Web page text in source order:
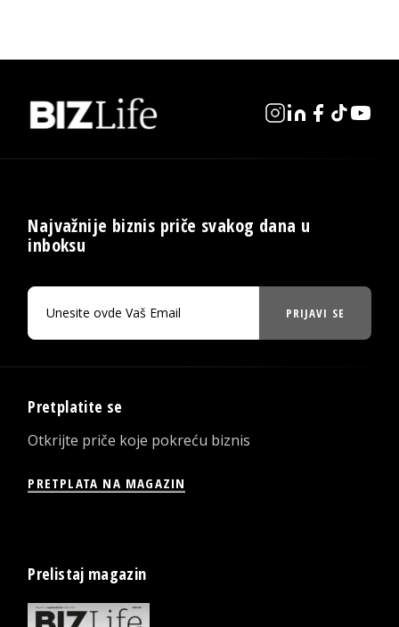
Najvažnije biznis priče svakog dana u
inboksu
PRIJAVI SE
Pretplatite se
Otkrijte priče koje pokreću biznis
PRETPLATA NA MAGAZIN
Prelistaj magazin